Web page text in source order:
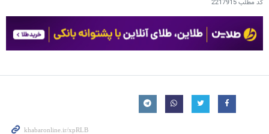
کد مطلب2217915